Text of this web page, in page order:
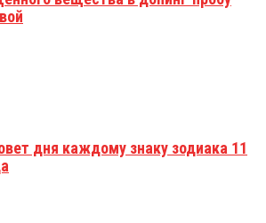
дня каждому знаку зодиака 11